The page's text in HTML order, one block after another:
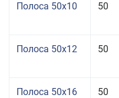
Полоса 50x10 50
Полоса 50x12 50
Полоса 50x16 50